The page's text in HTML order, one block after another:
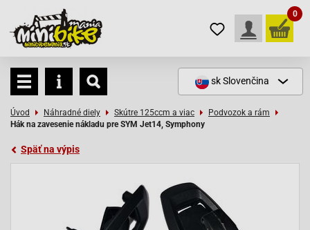
0
skSlovenčina
Úvod Náhradné diely Skútre 125ccm a viac
Podvozok a rám
Hák na zavesenie nákladu pre SYM Jet14, Symphony
Späť na výpis